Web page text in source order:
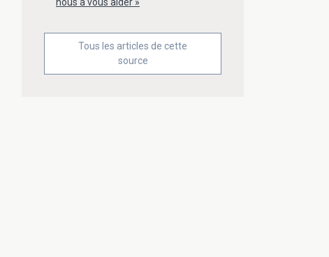
nous à vous aider »
Tous les articles de cette
source